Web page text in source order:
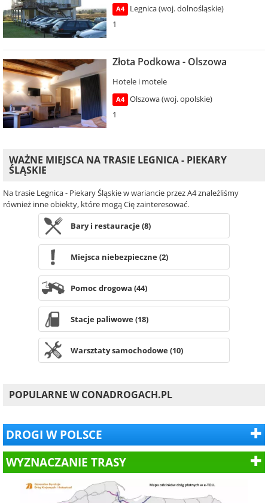
A4
Legnica (woj. dolnośląskie)
1
Złota Podkowa - Olszowa
Hotele i motele
A4
Olszowa (woj. opolskie)
1
WAŻNE MIEJSCA NA TRASIE LEGNICA - PIEKARY
ŚLĄSKIE
Na trasie Legnica - Piekary Śląskie w wariancie przez A4 znaleźliśmy
również inne obiekty, które mogą Cię zainteresować.
Bary i restauracje (8)
Miejsca niebezpieczne (2)
Pomoc drogowa (44)
Stacje paliwowe (18)
Warsztaty samochodowe (10)
POPULARNE W CONADROGACH.PL
DROGI W POLSCE
WYZNACZANIE TRASY